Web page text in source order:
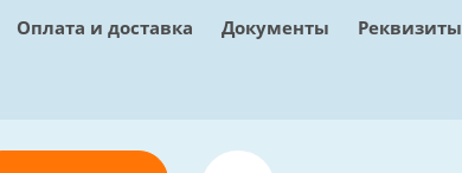
Оплата и доставка Документы Реквизиты